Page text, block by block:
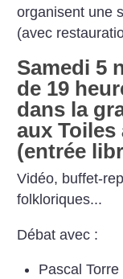
organisent une
(avec
Samedi 5
de 19
dans la
aux Toiles
(entrée
Vidéo, buffet-
folkloriques...
Débat avec :
Pascal